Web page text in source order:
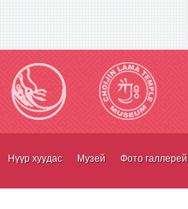
Нүүр хуудас Музей Фото галлерей